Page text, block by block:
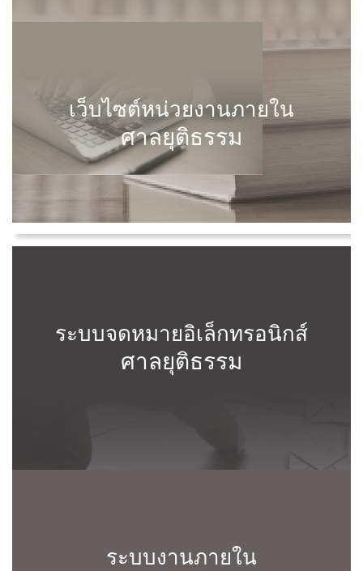
เว็บไซต์หน่วยงานภายใน
ศาลยุติธรรม
ระบบจดหมายอิเล็กทรอนิกส์
ศาลยุติธรรม
ระบบงานภายใน